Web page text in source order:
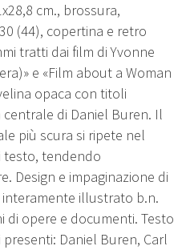
cm., brossura,
(44), copertina e retro
tratti dai film di Yvonne
e «Film about a Woman
opaca con titoli
di Daniel Buren. Il
più scura si ripete nel
testo, tendendo
Design e impaginazione di
interamente illustrato b.n.
opere e documenti. Testo
Daniel Buren, Carl